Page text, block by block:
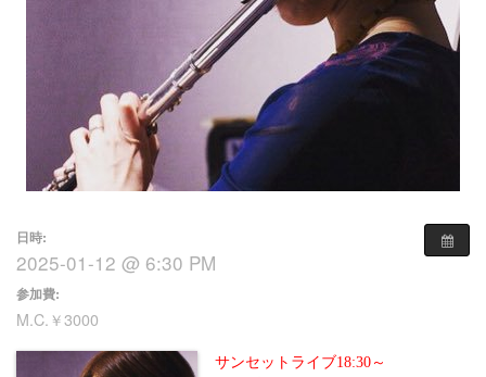
日時:
2025-01-12 @ 6:30 PM
参加費:
M.C.￥3000
サンセットライブ18:30～